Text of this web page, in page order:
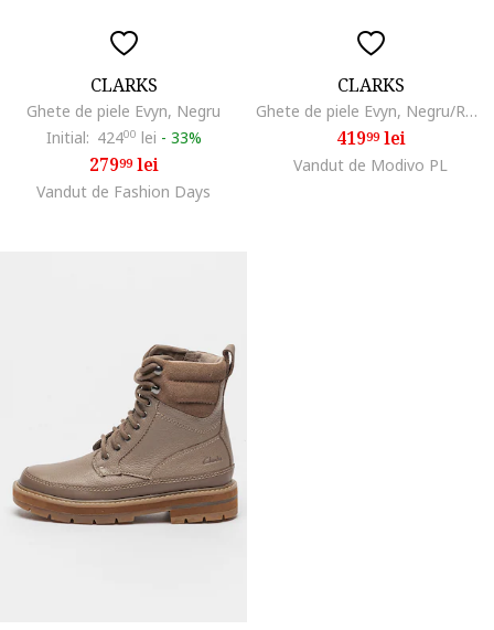
CLARKS
Ghete de piele Evyn, Negru
Initial: 42400 lei - 33%
27999lei
Vandut de Fashion Days
CLARKS
Ghete de piele Evyn, Negru/Roz pastel
41999lei
Vandut de Modivo PL